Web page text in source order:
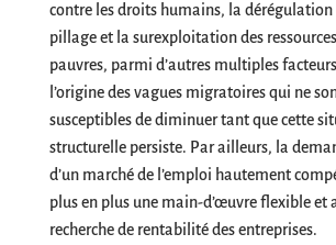
contre les droits humains, la
pillage et la surexploitation des
pauvres, parmi d’autres multiples
l’origine des vagues migratoires qui ne
susceptibles de diminuer tant que cette
structurelle persiste. Par ailleurs, la
d’un marché de l’emploi hautement
plus en plus une main-d’œuvre flexible et
recherche de rentabilité des entreprises.